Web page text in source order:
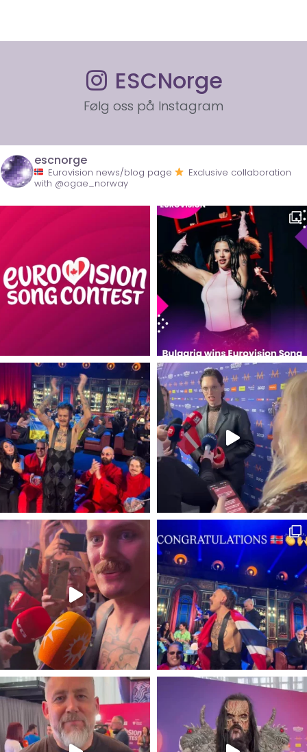
ESCNorge
Følg oss på Instagram
escnorge
Eurovision news/blog page
Exclusive collaboration
with @ogae_norway